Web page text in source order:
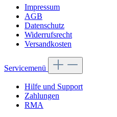
Impressum
AGB
Datenschutz
Widerrufsrecht
Versandkosten
Servicemenü
Hilfe und Support
Zahlungen
RMA